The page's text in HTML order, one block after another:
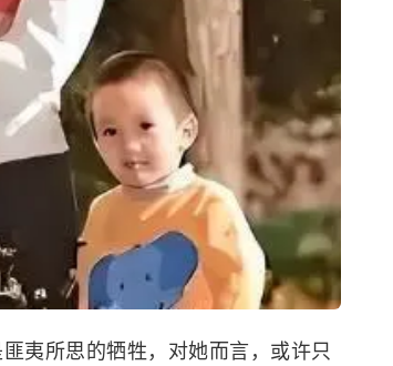
夷所思的牺牲，对她而言，或许只